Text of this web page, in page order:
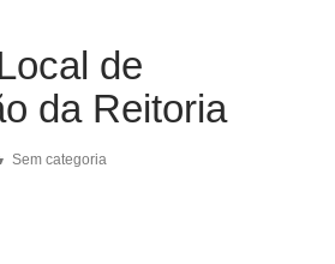
de
da Reitoria
Sem categoria